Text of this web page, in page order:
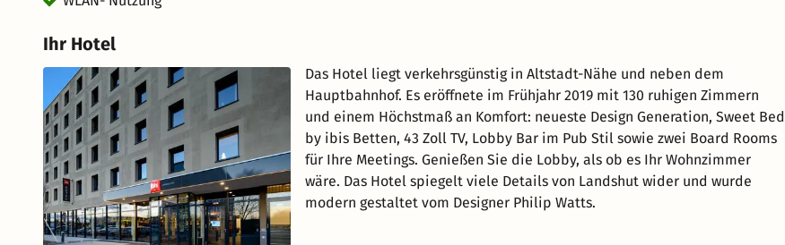
Ihr Hotel
Das Hotel liegt verkehrsgünstig in Altstadt-Nähe und neben dem
Hauptbahnhof. Es eröffnete im Frühjahr 2019 mit 130 ruhigen Zimmern
und einem Höchstmaß an Komfort: neueste Design Generation, Sweet Bed
by ibis Betten, 43 Zoll TV, Lobby Bar im Pub Stil sowie zwei Board Rooms
für Ihre Meetings. Genießen Sie die Lobby, als ob es Ihr Wohnzimmer
wäre. Das Hotel spiegelt viele Details von Landshut wider und wurde
modern gestaltet vom Designer Philip Watts.